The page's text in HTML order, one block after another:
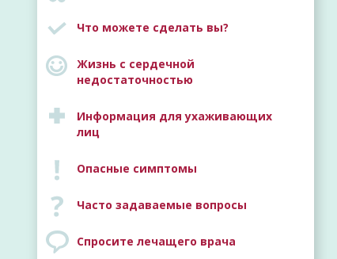
Что можете сделать вы?
Жизнь с сердечной
недостаточностью
Информация для ухаживающих
лиц
Опасные симптомы
Часто задаваемые вопросы
Спросите лечащего врача